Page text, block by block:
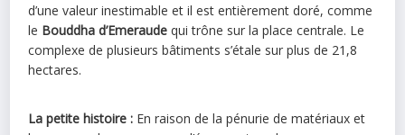
d’une valeur inestimable et il est entièrement doré, comme
le Bouddha d’Emeraude qui trône sur la place centrale. Le
complexe de plusieurs bâtiments s’étale sur plus de 21,8
hectares.
La petite histoire : En raison de la pénurie de matériaux et